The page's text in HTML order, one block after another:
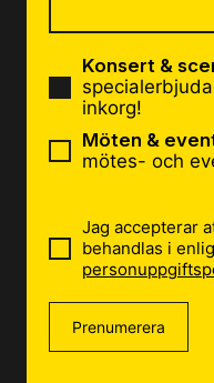
Konsert &
inkorg!
Möten &
mötes- och
Jag accepterar
behandlas i
Prenumerera